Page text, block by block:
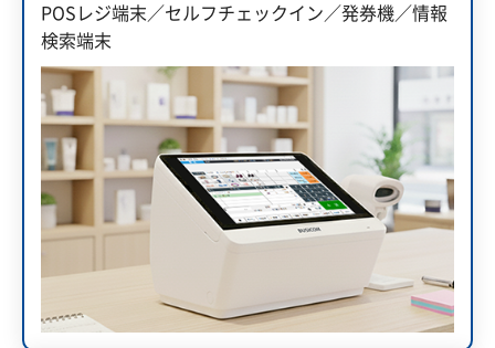
POSレジ端末／セルフチェックイン／発券機／情報
検索端末